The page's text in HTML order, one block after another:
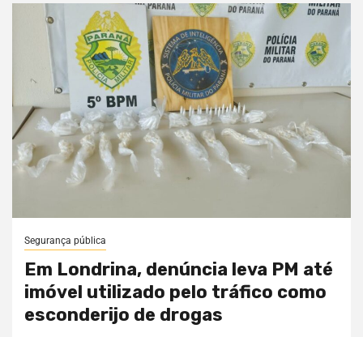
Segurança pública
Em Londrina, denúncia leva PM até
imóvel utilizado pelo tráfico como
esconderijo de drogas